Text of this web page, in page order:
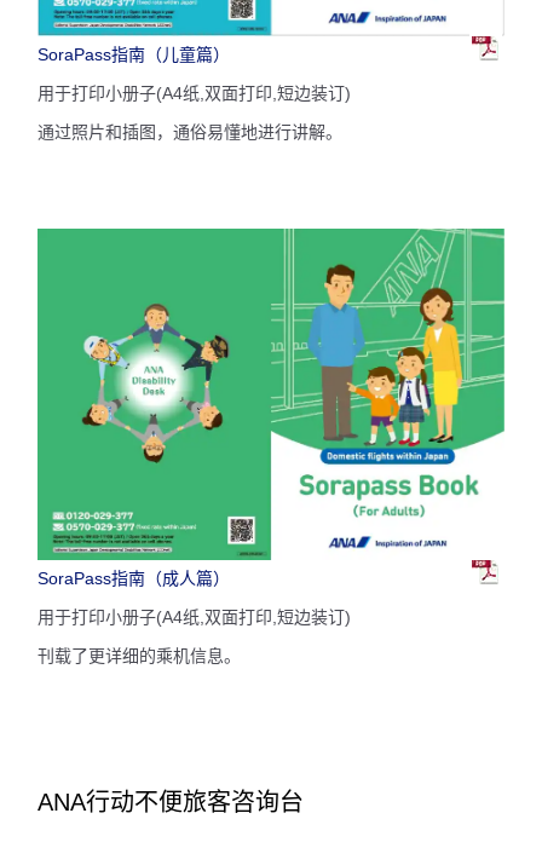
SoraPass指南（儿童篇）
用于打印小册子(A4纸,双面打印,短边装订)
通过照片和插图，通俗易懂地进行讲解。
SoraPass指南（成人篇）
用于打印小册子(A4纸,双面打印,短边装订)
刊载了更详细的乘机信息。
ANA行动不便旅客咨询台